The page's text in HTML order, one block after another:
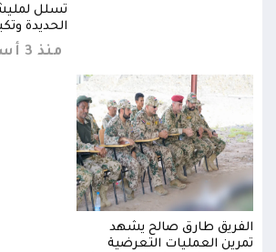
تسلل
الحديدة
منذ 3 أسابيع
الفريق طارق صالح يشهد
تمرين العمليات التعرضية